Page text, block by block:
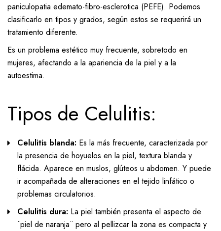
paniculopatia edemato-fibro-esclerotica (PEFE). Podemos
clasificarlo en tipos y grados, según estos se requerirá un
tratamiento diferente.
Es un problema estético muy frecuente, sobretodo en
mujeres, afectando a la apariencia de la piel y a la
autoestima.
Tipos de Celulitis:
Celulitis blanda: Es la más frecuente, caracterizada por
la presencia de hoyuelos en la piel, textura blanda y
flácida. Aparece en muslos, glúteos u abdomen. Y puede
ir acompañada de alteraciones en el tejido linfático o
problemas circulatorios.
Celulitis dura: La piel también presenta el aspecto de
¨piel de naranja¨ pero al pellizcar la zona es compacta y